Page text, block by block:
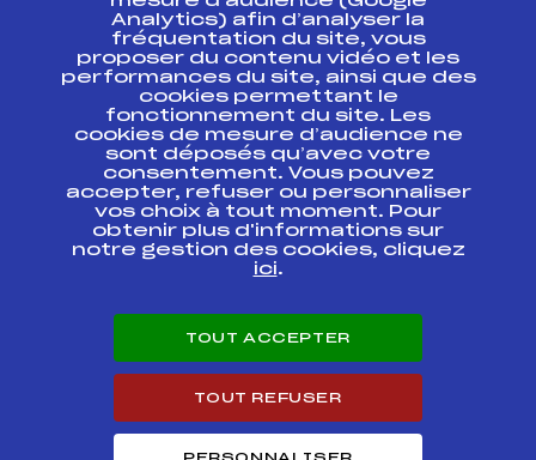
Ressources
Pass’Neige
Projet sportif fédéral
Projet de performance fédéral
Antidopage
Pôle Développement, Formation, Suivi
Scientifique
Listes ministérielles
Pôle vie de l’athlète
Enseignement professionnel
Carrières
Analytics) afin d’analyser la
fréquentation du site, vous
proposer du contenu vidéo et les
performances du site, ainsi que des
cookies permettant le
fonctionnement du site. Les
cookies de mesure d’audience ne
sont déposés qu’avec votre
consentement. Vous pouvez
accepter, refuser ou personnaliser
vos choix à tout moment. Pour
obtenir plus d'informations sur
notre gestion des cookies, cliquez
ici.
TOUT ACCEPTER
TOUT REFUSER